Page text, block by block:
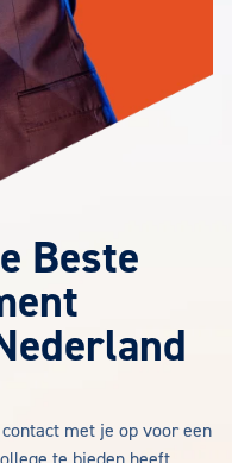
Beste
met je op voor een